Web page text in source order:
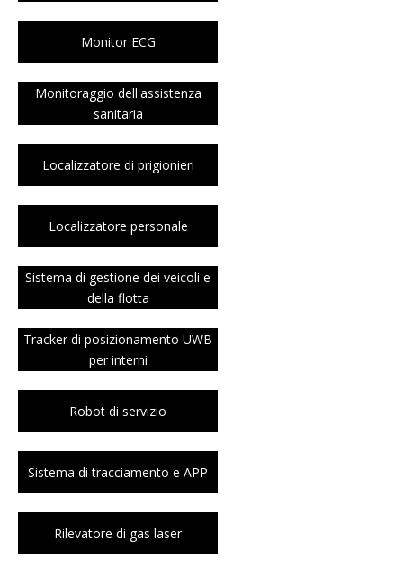
Monitor ECG
Monitoraggio dell'assistenza
sanitaria
Localizzatore di prigionieri
Localizzatore personale
Sistema di gestione dei veicoli e
della flotta
Tracker di posizionamento UWB
per interni
Robot di servizio
Sistema di tracciamento e APP
Rilevatore di gas laser